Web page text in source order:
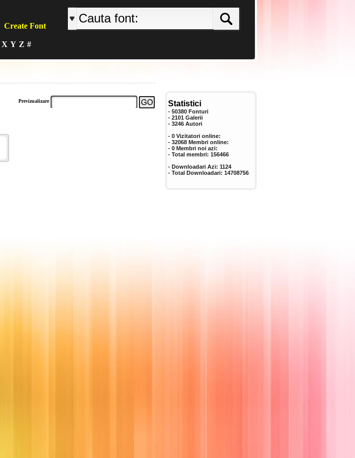
Create Font
X Y Z #
Previzualizare Statistici
- 50380 Fonturi
- 2101 Galerii
- 3246 Autori
- 0 Vizitatori online:
- 32068 Membri online:
- 0 Membri noi azi:
- Total membri: 156466
- Downloadari Azi: 1124
- Total Downloadari: 14708756